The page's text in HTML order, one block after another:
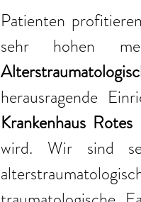
Patienten
herausragende
Krankenhaus
wird. Wir sind